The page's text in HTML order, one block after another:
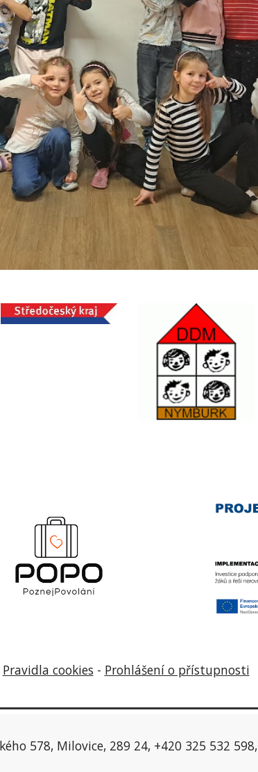
Pravidla cookies - Prohlášení o přístupnosti
578, Milovice, 289 24, +420 325 532 598,